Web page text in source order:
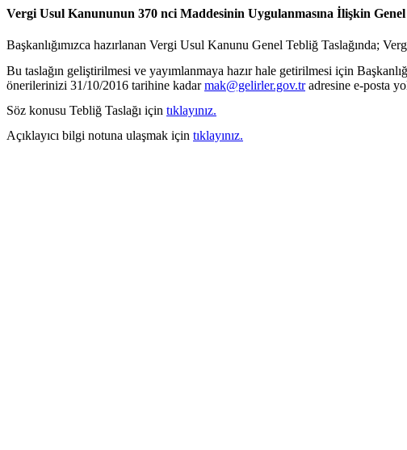
Vergi Usul Kanununun 370 nci Maddesinin Uygulanmasına İlişkin Genel
Başkanlığımızca hazırlanan Vergi Usul Kanunu Genel Tebliğ Taslağında;
Bu taslağın geliştirilmesi ve yayımlanmaya hazır hale getirilmesi için
önerilerinizi 31/10/2016 tarihine kadarmak@gelirler.gov.tradresine e-posta
Söz konusu Tebliğ Taslağı için tıklayınız.
Açıklayıcı bilgi notuna ulaşmak için tıklayınız.